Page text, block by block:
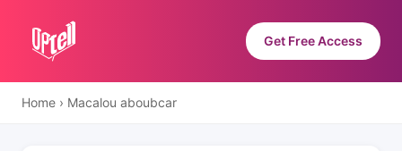
Get Free Access
Home › Macalou aboubcar